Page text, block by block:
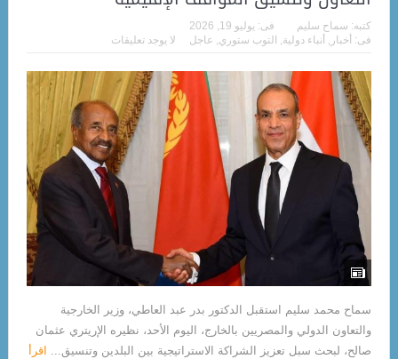
كتبه: سماح سليم فى: يوليو 19, 2026
فى: أخبار , أنباء دولية, التوب ستوري, عاجل لا يوجد تعليقات
سماح محمد سليم استقبل الدكتور بدر عبد العاطي، وزير الخارجية
والتعاون الدولي والمصريين بالخارج، اليوم الأحد، نظيره الإريتري عثمان
صالح، لبحث سبل تعزيز الشراكة الاستراتيجية بين البلدين وتنسيق... اقرأ